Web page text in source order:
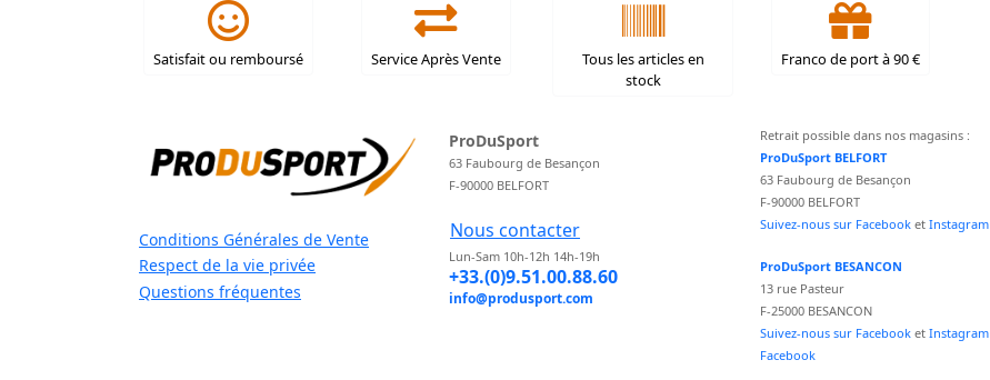
Satisfait ou remboursé Service Après Vente
Tous les articles en
stock
Franco de port à 90 €
Conditions Générales de Vente
Respect de la vie privée
Questions fréquentes
ProDuSport
63 Faubourg de Besançon
F-90000 BELFORT
Nous contacter
Lun-Sam 10h-12h 14h-19h
+33.(0)9.51.00.88.60
info@produsport.com
Retrait possible dans nos magasins :
ProDuSport BELFORT
63 Faubourg de Besançon
F-90000 BELFORT
Suivez-nous sur Facebook et Instagram
ProDuSport BESANCON
13 rue Pasteur
F-25000 BESANCON
Suivez-nous sur Facebook et Instagram
Facebook